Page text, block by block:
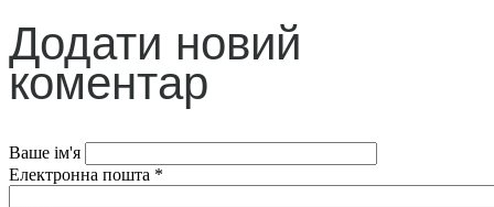
Додати новий
коментар
Ваше ім'я
Електронна пошта *